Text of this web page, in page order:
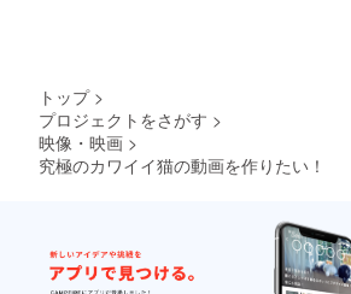
トップ >
プロジェクトをさがす >
映像・映画 >
究極のカワイイ猫の動画を作りたい！